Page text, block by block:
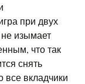
при двух
не изымает
что так
снять
все вкладчики